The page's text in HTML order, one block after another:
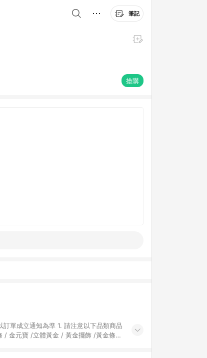
筆記
搶購
1. 請注意以下品類商品
/ 金元寶 /立體黃金 / 黃金擺飾 /黃金條